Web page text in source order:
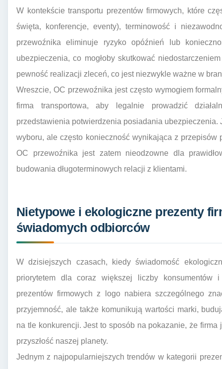
W kontekście transportu prezentów firmowych, które
święta, konferencje, eventy), terminowość i
przewoźnika eliminuje ryzyko opóźnień lub
ubezpieczenia, co mogłoby skutkować
pewność realizacji zleceń, co jest niezwykle ważne w
Wreszcie, OC przewoźnika jest często wymogiem
firma transportowa, aby legalnie prowadzić
przedstawienia potwierdzenia posiadania
wyboru, ale często konieczność wynikająca z
OC przewoźnika jest zatem nieodzowne dla
budowania długoterminowych relacji z klientami.
Nietypowe i ekologiczne prezenty
świadomych odbiorców
W dzisiejszych czasach, kiedy świadomość
priorytetem dla coraz większej liczby konsumentów
prezentów firmowych z logo nabiera szczególnego
przyjemność, ale także komunikują wartości marki,
na tle konkurencji. Jest to sposób na pokazanie, że
przyszłość naszej planety.
Jednym z najpopularniejszych trendów w kategorii